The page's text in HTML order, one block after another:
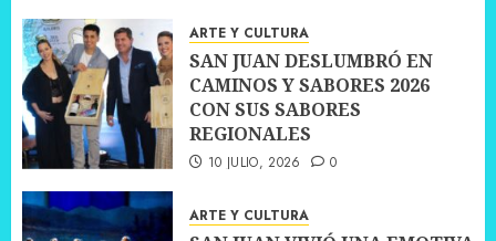
ARTE Y CULTURA
SAN JUAN DESLUMBRÓ EN
CAMINOS Y SABORES 2026
CON SUS SABORES
REGIONALES
10 JULIO, 2026 0
ARTE Y CULTURA